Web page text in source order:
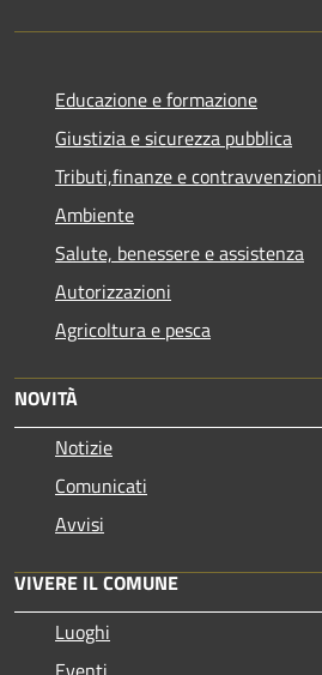
Educazione e formazione
Giustizia e sicurezza pubblica
Tributi,finanze e contravvenzioni
Ambiente
Salute, benessere e assistenza
Autorizzazioni
Agricoltura e pesca
NOVITÀ
Notizie
Comunicati
Avvisi
VIVERE IL COMUNE
Luoghi